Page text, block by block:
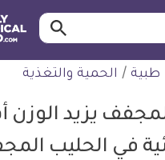
طبية
ابحث…
طبية / الحمية والتغذية
يزيد الوزن
في الحليب